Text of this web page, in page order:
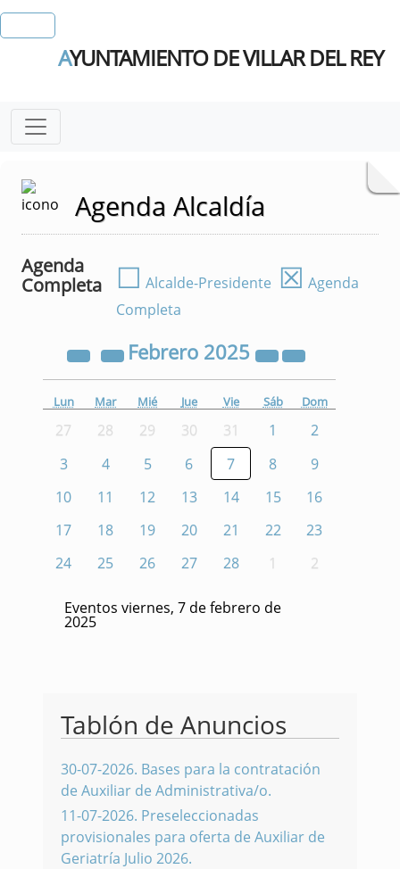
AYUNTAMIENTO DE VILLAR DEL REY
Agenda Alcaldía
Agenda
Completa
☐ Alcalde-Presidente ☒ Agenda
Completa
Febrero 2025
Lun Mar Mié Jue Vie Sáb Dom
27 28 29 30 31 1
2
3
4 5 6 7 8
9
10
11 12 13 14 15
16
17
18 19 20 21 22
23
24
25 26 27 28 1 2
Eventos viernes, 7 de febrero de
2025
Tablón de Anuncios
30-07-2026. Bases para la contratación
de Auxiliar de Administrativa/o.
11-07-2026. Preseleccionadas
provisionales para oferta de Auxiliar de
Geriatría Julio 2026.